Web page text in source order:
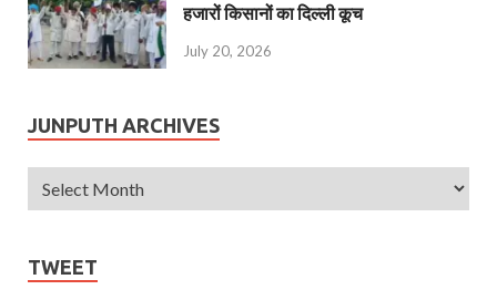
हजारों किसानों का दिल्ली कूच
July 20, 2026
JUNPUTH ARCHIVES
TWEET